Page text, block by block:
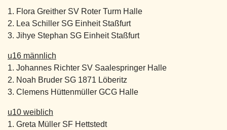
1. Flora Greither SV Roter Turm Halle
2. Lea Schiller SG Einheit Staßfurt
3. Jihye Stephan SG Einheit Staßfurt
u16 männlich
1. Johannes Richter SV Saalespringer Halle
2. Noah Bruder SG 1871 Löberitz
3. Clemens Hüttenmüller GCG Halle
u10 weiblich
1. Greta Müller SF Hettstedt